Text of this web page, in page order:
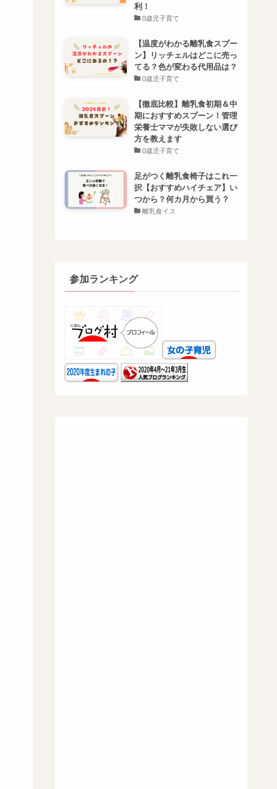
利！
0歳児子育て
【温度がわかる離乳食スプー
ン】リッチェルはどこに売っ
てる？色が変わる代用品は？
0歳児子育て
【徹底比較】離乳食初期＆中
期におすすめスプーン！管理
栄養士ママが失敗しない選び
方を教えます
0歳児子育て
足がつく離乳食椅子はこれ一
択【おすすめハイチェア】い
つから？何カ月から買う？
離乳食イス
参加ランキング